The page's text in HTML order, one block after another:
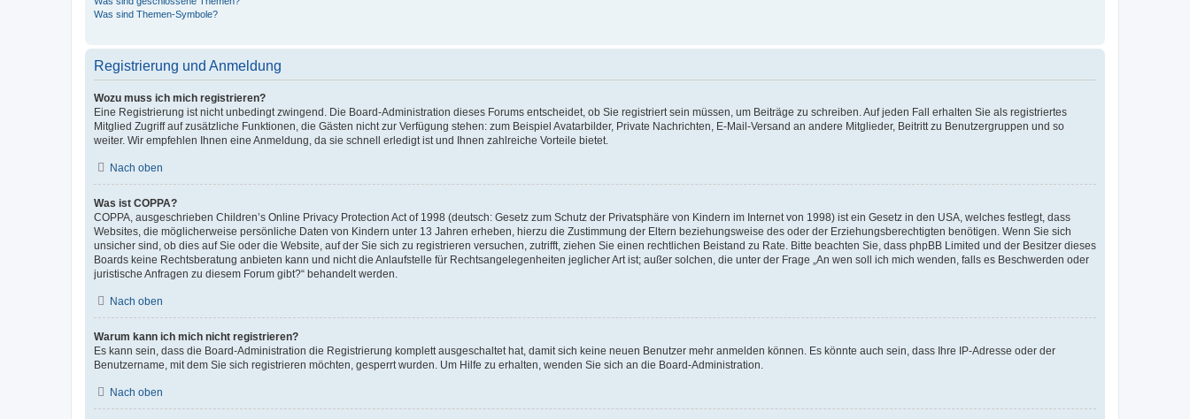
Was sind Themen-Symbole?
Registrierung und Anmeldung
Wozu muss ich mich registrieren?
Eine Registrierung ist nicht unbedingt zwingend. Die Board-Administration dieses Forums entscheidet, ob Sie registriert sein müssen, um Beiträge zu schreiben. Auf jeden Fall erhalten Sie als registriertes
Mitglied Zugriff auf zusätzliche Funktionen, die Gästen nicht zur Verfügung stehen: zum Beispiel Avatarbilder, Private Nachrichten, E-Mail-Versand an andere Mitglieder, Beitritt zu Benutzergruppen und so
weiter. Wir empfehlen Ihnen eine Anmeldung, da sie schnell erledigt ist und Ihnen zahlreiche Vorteile bietet.
Nach oben
Was ist COPPA?
COPPA, ausgeschrieben Children’s Online Privacy Protection Act of 1998 (deutsch: Gesetz zum Schutz der Privatsphäre von Kindern im Internet von 1998) ist ein Gesetz in den USA, welches festlegt, dass
Websites, die möglicherweise persönliche Daten von Kindern unter 13 Jahren erheben, hierzu die Zustimmung der Eltern beziehungsweise des oder der Erziehungsberechtigten benötigen. Wenn Sie sich
unsicher sind, ob dies auf Sie oder die Website, auf der Sie sich zu registrieren versuchen, zutrifft, ziehen Sie einen rechtlichen Beistand zu Rate. Bitte beachten Sie, dass phpBB Limited und der Besitzer dieses
Boards keine Rechtsberatung anbieten kann und nicht die Anlaufstelle für Rechtsangelegenheiten jeglicher Art ist; außer solchen, die unter der Frage „An wen soll ich mich wenden, falls es Beschwerden oder
juristische Anfragen zu diesem Forum gibt?“ behandelt werden.
Nach oben
Warum kann ich mich nicht registrieren?
Es kann sein, dass die Board-Administration die Registrierung komplett ausgeschaltet hat, damit sich keine neuen Benutzer mehr anmelden können. Es könnte auch sein, dass Ihre IP-Adresse oder der
Benutzername, mit dem Sie sich registrieren möchten, gesperrt wurden. Um Hilfe zu erhalten, wenden Sie sich an die Board-Administration.
Nach oben